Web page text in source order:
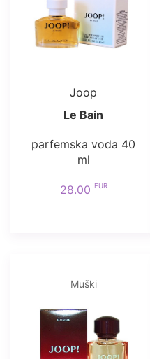
Joop
Le Bain
parfemska voda 40
ml
28.00 EUR
Muški